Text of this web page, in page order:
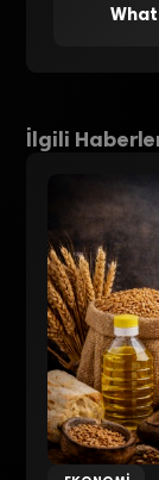
İlgili